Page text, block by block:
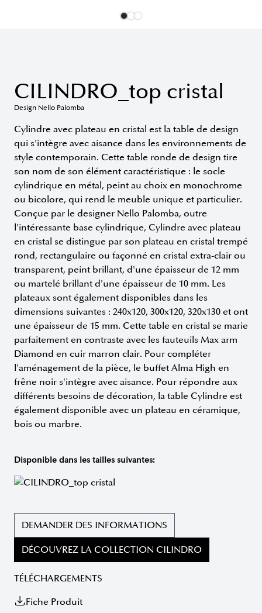
CILINDRO_top cristal
Design Nello Palomba
Cylindre avec plateau en cristal est la table de design
qui s'intègre avec aisance dans les environnements de
style contemporain. Cette table ronde de design tire
son nom de son élément caractéristique : le socle
cylindrique en métal, peint au choix en monochrome
ou bicolore, qui rend le meuble unique et particulier.
Conçue par le designer Nello Palomba, outre
l'intéressante base cylindrique, Cylindre avec plateau
en cristal se distingue par son plateau en cristal trempé
rond, rectangulaire ou façonné en cristal extra-clair ou
transparent, peint brillant, d'une épaisseur de 12 mm
ou martelé brillant d'une épaisseur de 10 mm. Les
plateaux sont également disponibles dans les
dimensions suivantes : 240x120, 300x120, 320x130 et ont
une épaisseur de 15 mm. Cette table en cristal se marie
parfaitement en contraste avec les fauteuils Max arm
Diamond en cuir marron clair. Pour compléter
l'aménagement de la pièce, le buffet Alma High en
frêne noir s'intègre avec aisance. Pour répondre aux
différents besoins de décoration, la table Cylindre est
également disponible avec un plateau en céramique,
bois ou marbre.
Disponible dans les tailles suivantes:
DEMANDER DES INFORMATIONS
DÉCOUVREZ LA COLLECTION CILINDRO
TÉLÉCHARGEMENTS
Fiche Produit